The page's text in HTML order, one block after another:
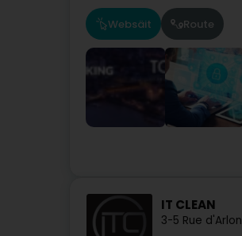
Websäit Route
IT CLEAN
3-5 Rue d'Arlon